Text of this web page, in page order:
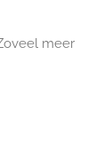
meer